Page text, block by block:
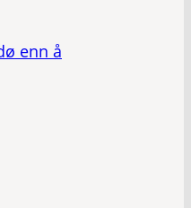
enn å